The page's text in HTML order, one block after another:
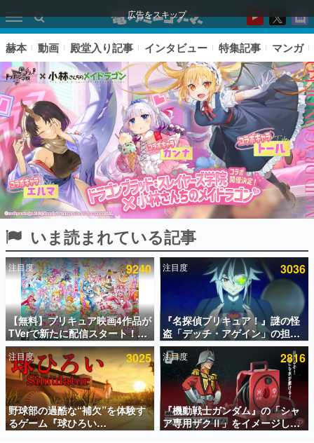
広告をスキップ
ピックアップ
電ファミのいま読まれている記事ランキング
アプリセール情報
インタビュー
連載・特集一覧
殿堂入り記事
SNS拡散数が数千以上！ ページビュー数万以上！ などな
ど。多くの人々に読まれた、電ファミ渾身の“殿堂入り”記
事をまとめました。
赫本 動画 殿堂入り記事 インタビュー 特集記事 マンガ
いま読まれている記事
注目度 9240
【無料】プリキュア映画4作品が
TVerで新たに配信スタート！な
んと2018年～2024年の映画ほぼ
すべてが見放題に、ぶっちゃけ
ありえないラインナップ
注目度 3036
『名探偵プリキュア！』謎の怪
盗「デッチ・アゲイン」の担当
キャストは天﨑滉平さんと判
明。『Re:ゼロから始める異世
界生活』オットー役、『ヒプノ
シスマイク』山田三郎役など
注目度 3025
野球部の過酷な“補欠”を体験す
るゲーム『球ひろい
Simulator』が「1件」のウィッ
注目度 2816
『機動戦士ガンダム』の「シャ
ア専用ザクⅡ」をイメージした
散水ホースリールが予約開始。